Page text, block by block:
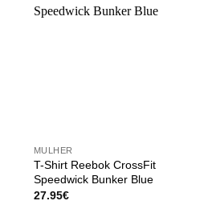
MULHER
T-Shirt Reebok CrossFit
Speedwick Bunker Blue
27.95€